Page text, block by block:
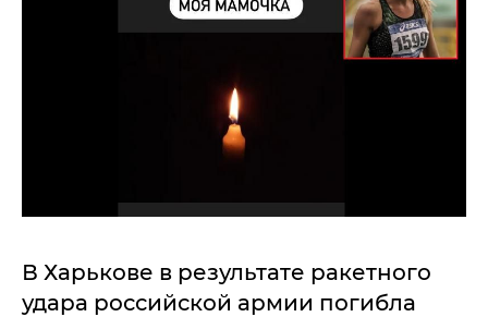
В Харькове в результате ракетного
удара российской армии погибла